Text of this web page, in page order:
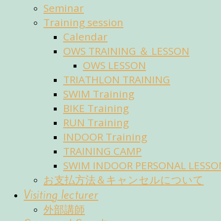
Seminar
Training session
Calendar
OWS TRAINING ＆ LESSON
OWS LESSON
TRIATHLON TRAINING
SWIM Training
BIKE Training
RUN Training
INDOOR Training
TRAINING CAMP
SWIM INDOOR PERSONAL
お支払方法＆キャンセルについて
Visiting lecturer
外部講師